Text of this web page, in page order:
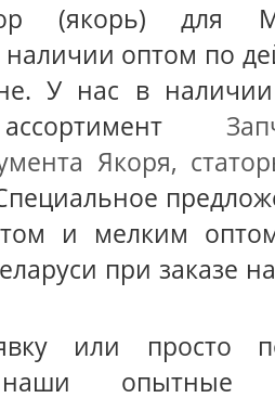
(якорь) для
наличии оптом по
У нас в
Якоря,
и мелким
при заказе
или просто
опытные